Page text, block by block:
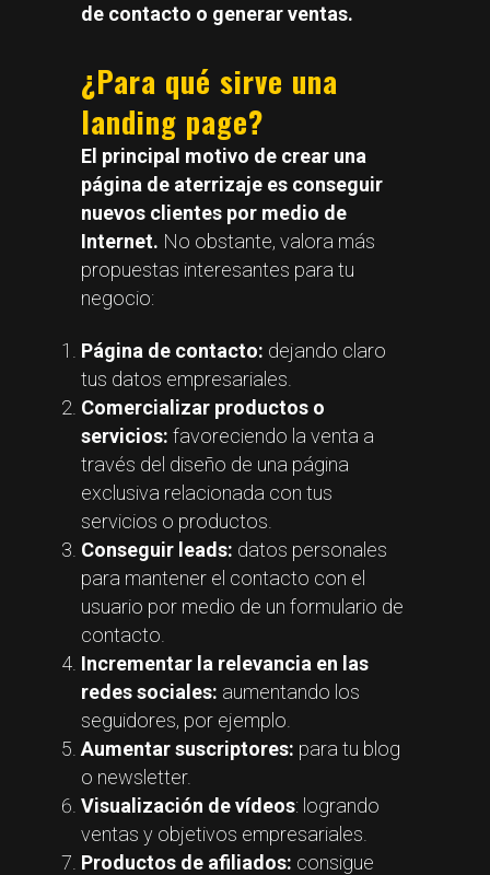
de contacto o generar ventas.
¿Para qué sirve una
landing page?
El principal motivo de crear una
página de aterrizaje es conseguir
nuevos clientes por medio de
Internet. No obstante, valora más
propuestas interesantes para tu
negocio:
Página de contacto: dejando claro
tus datos empresariales.
Comercializar productos o
servicios: favoreciendo la venta a
través del diseño de una página
exclusiva relacionada con tus
servicios o productos.
Conseguir leads: datos personales
para mantener el contacto con el
usuario por medio de un formulario de
contacto.
Incrementar la relevancia en las
redes sociales: aumentando los
seguidores, por ejemplo.
Aumentar suscriptores: para tu blog
o newsletter.
Visualización de vídeos: logrando
ventas y objetivos empresariales.
Productos de afiliados: consigue